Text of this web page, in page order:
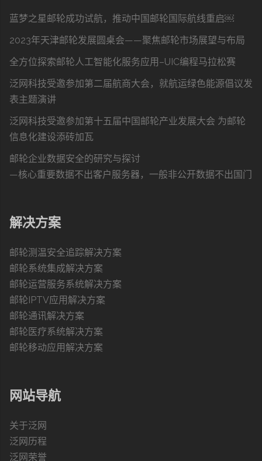
蓝梦之星邮轮成功试航，推动中国邮轮国际航线重启￼
2023年天津邮轮发展圆桌会——聚焦邮轮市场展望与布局
全方位探索邮轮人工智能化服务应用–UIC编程马拉松赛
泛网科技受邀参加第二届航商大会，就航运绿色能源倡议发
表主题演讲
泛网科技受邀参加第十五届中国邮轮产业发展大会 为邮轮
信息化建设添砖加瓦
邮轮企业数据安全的研究与探讨
—核心重要数据不出客户服务器，一般非公开数据不出国门
解决方案
邮轮测温安全追踪解决方案
邮轮系统集成解决方案
邮轮运营服务系统解决方案
邮轮IPTV应用解决方案
邮轮通讯解决方案
邮轮医疗系统解决方案
邮轮移动应用解决方案
网站导航
关于泛网
泛网历程
泛网荣誉